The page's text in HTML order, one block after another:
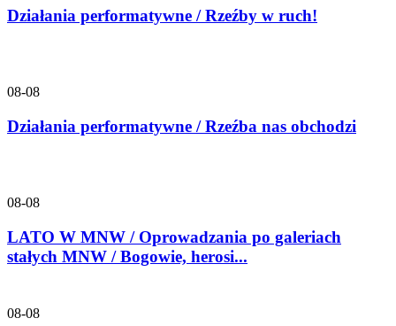
Działania performatywne / Rzeźby w ruch!
08-08
Działania performatywne / Rzeźba nas obchodzi
08-08
LATO W MNW / Oprowadzania po galeriach
stałych MNW / Bogowie, herosi...
08-08